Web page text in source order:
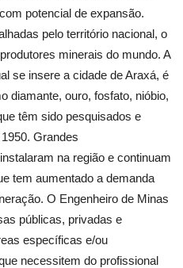
potencial de expansão.
pelo território nacional, o
minerais do mundo. A
se insere a cidade de Araxá, é
diamante, ouro, fosfato, nióbio,
têm sido pesquisados e
Grandes
na região e continuam
tem aumentado a demanda
O Engenheiro de Minas
públicas, privadas e
específicas e/ou
necessitem do profissional